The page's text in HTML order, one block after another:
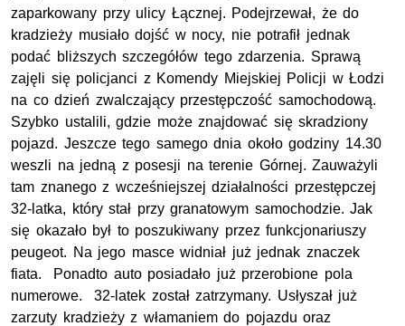
zaparkowany przy ulicy Łącznej. Podejrzewał, że do
kradzieży musiało dojść w nocy, nie potrafił jednak
podać bliższych szczegółów tego zdarzenia. Sprawą
zajęli się policjanci z Komendy Miejskiej Policji w Łodzi
na co dzień zwalczający przestępczość samochodową.
Szybko ustalili, gdzie może znajdować się skradziony
pojazd. Jeszcze tego samego dnia około godziny 14.30
weszli na jedną z posesji na terenie Górnej. Zauważyli
tam znanego z wcześniejszej działalności przestępczej
32-latka, który stał przy granatowym samochodzie. Jak
się okazało był to poszukiwany przez funkcjonariuszy
peugeot. Na jego masce widniał już jednak znaczek
fiata. Ponadto auto posiadało już przerobione pola
numerowe. 32-latek został zatrzymany. Usłyszał już
zarzuty kradzieży z włamaniem do pojazdu oraz